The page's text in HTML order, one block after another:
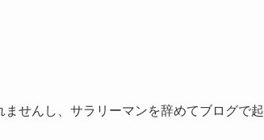
せんし、サラリーマンを辞めてブログで起